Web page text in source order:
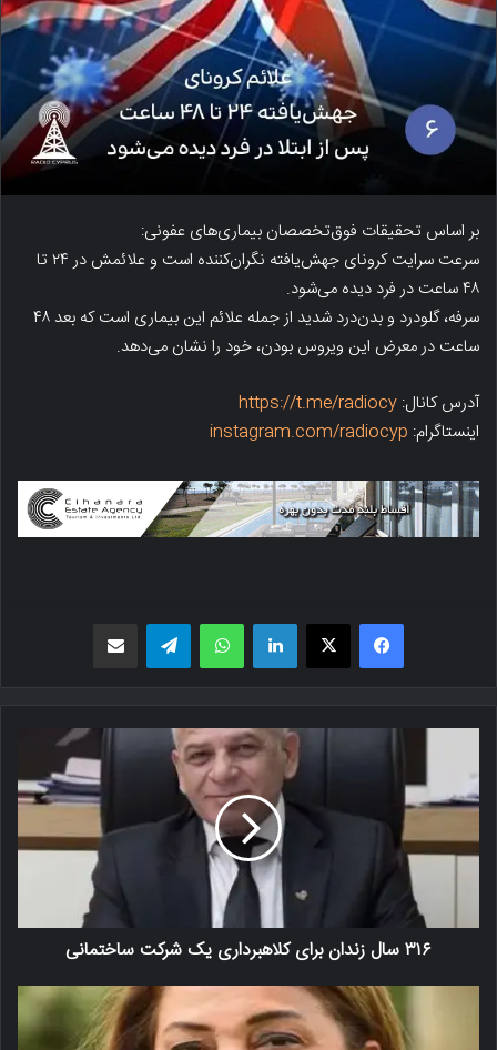
بر اساس تحقیقات فوق‌تخصصان بیماری‌های عفونی:
سرعت سرایت کرونای جهش‌یافته نگران‌کننده است و علائمش در ۲۴ تا
۴۸ ساعت در فرد دیده می‌شود.
سرفه، گلودرد و بدن‌درد شدید از جمله علائم این بیماری است که بعد ۴۸
ساعت در معرض این ویروس بودن، خود را نشان می‌دهد.
آدرس کانال: https://t.me/radiocy
اینستاگرام: instagram.com/radiocyp
فیسبوک X لینکدین واتس اپ تلگرام
۳۱۶ سال زندان برای کلاهبرداری یک شرکت ساختمانی